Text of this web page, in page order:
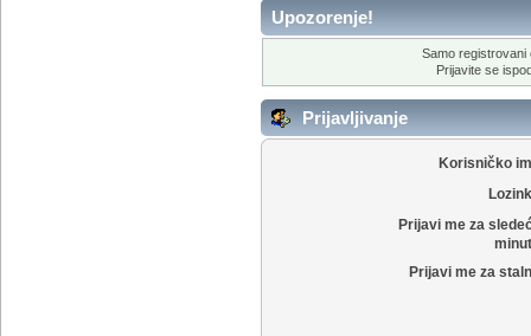
Upozorenje!
Samo registrovani
Prijavite se
Prijavljivanje
Korisničko
Prijavi me za
Prijavi me za